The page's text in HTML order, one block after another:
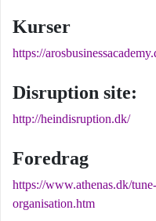
Kurser
https://
Disruption site:
http://heindisruption.dk/
Foredrag
https://www.athenas.dk/
organisation.htm